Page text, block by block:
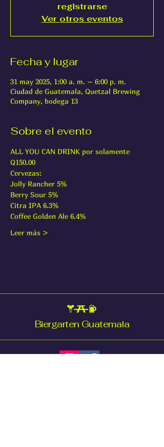
registrarse
Ver otros eventos
Fecha y lugar
31 may 2025, 1:00 a. m. – 6:00 p. m.
Ciudad de Guatemala, Quetzal Brewing
Company, bodega 13
Sobre el evento
ALL YOU CAN DRINK por solamente
Q150.00
Cervezas:
Jolly Rancher 5%
Berry Sour 5%
Citra IPA 6.3%
Coffee Golden Ale 6.4%
Leer más >
Biergarten Guatemala